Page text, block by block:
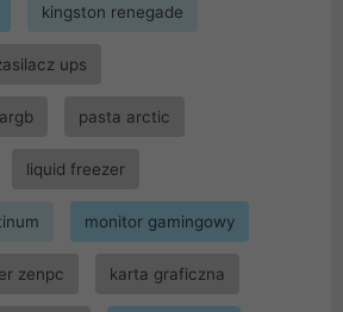
kingston renegade
ups
pasta arctic
liquid freezer
monitor gamingowy
zenpc karta graficzna